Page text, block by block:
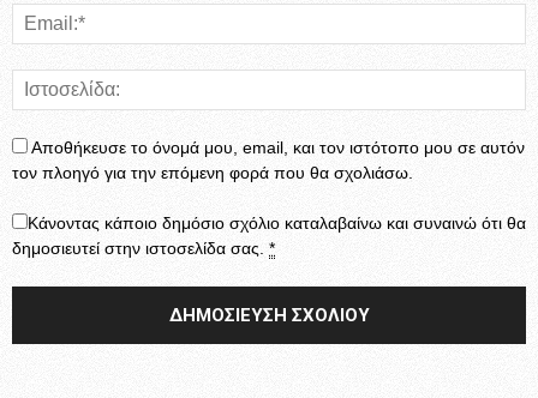
Αποθήκευσε το όνομά μου, email, και τον ιστότοπο μου σε αυτόν
τον πλοηγό για την επόμενη φορά που θα σχολιάσω.
Κάνοντας κάποιο δημόσιο σχόλιο καταλαβαίνω και συναινώ ότι θα
δημοσιευτεί στην ιστοσελίδα σας. *